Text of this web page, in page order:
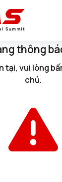
thông
tại, vui lòng
chủ.